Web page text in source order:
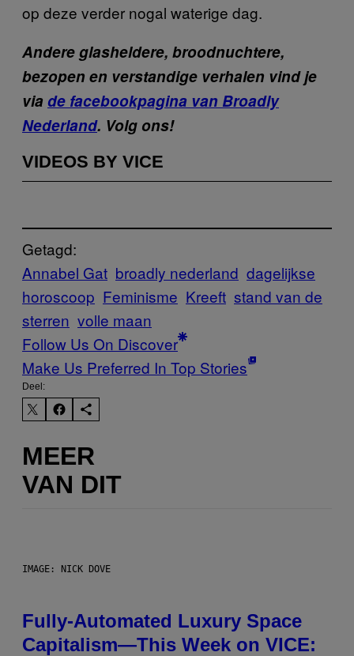
op deze verder nogal waterige dag.
Andere glasheldere, broodnuchtere,
bezopen en verstandige verhalen vind je
via de facebookpagina van Broadly
Nederland. Volg ons!
VIDEOS BY VICE
Getagd:
Annabel Gat broadly nederland dagelijkse
horoscoop Feminisme Kreeft stand van de
sterren volle maan
Follow Us On Discover
Make Us Preferred In Top Stories
Deel:
MEER
VAN DIT
IMAGE: NICK DOVE
Fully-Automated Luxury Space
Capitalism—This Week on VICE: